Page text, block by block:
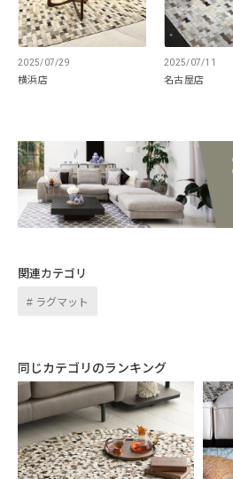
天然皮革だからこそひとつ
と唯一無二の存在感を堪能
2025/07/29
横浜店
2025/07/11
名古屋店
関連カテゴリ
ラグマット
同じカテゴリのランキング